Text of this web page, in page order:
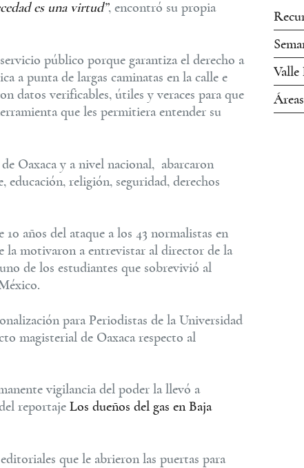
es una virtud”, encontró su propia
público porque garantiza el derecho a
a punta de largas caminatas en la calle e
datos verificables, útiles y veraces para que
que les permitiera entender su
Oaxaca y a nivel nacional, abarcaron
religión, seguridad, derechos
años del ataque a los 43 normalistas en
la motivaron a entrevistar al director de la
de los estudiantes que sobrevivió al
para Periodistas de la Universidad
magisterial de Oaxaca respecto al
vigilancia del poder la llevó a
reportaje Los dueños del gas en Baja
que le abrieron las puertas para
Valle